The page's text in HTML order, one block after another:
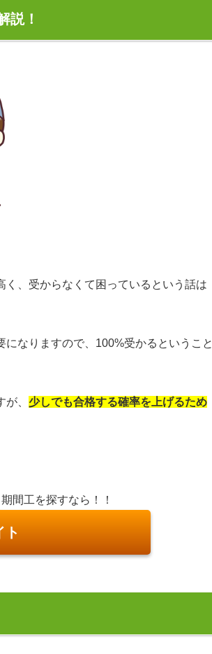
説！
く、受からなくて困っているという話は
なりますので、100%受かるということ
、 少しでも合格する確率を上げるため
間工を探すなら！！
ト